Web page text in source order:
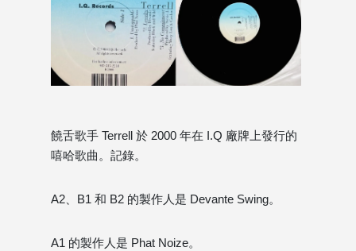
饒舌歌手 Terrell 於 2000 年在 I.Q 廠牌上發行的
嘻哈歌曲。記錄。
A2、B1 和 B2 的製作人是 Devante Swing。
A1 的製作人是 Phat Noize。